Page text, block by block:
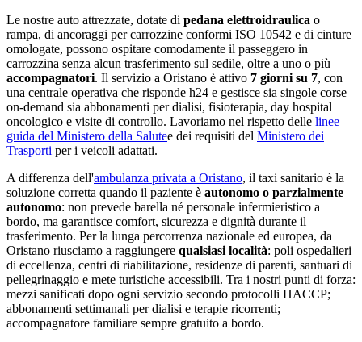
Le nostre auto attrezzate, dotate di pedana elettroidraulica o
rampa, di ancoraggi per carrozzine conformi ISO 10542 e di cinture
omologate, possono ospitare comodamente il passeggero in
carrozzina senza alcun trasferimento sul sedile, oltre a uno o più
accompagnatori. Il servizio a Oristano è attivo 7 giorni su 7, con
una centrale operativa che risponde h24 e gestisce sia singole corse
on-demand sia abbonamenti per dialisi, fisioterapia, day hospital
oncologico e visite di controllo. Lavoriamo nel rispetto delle linee
guida del Ministero della Salutee dei requisiti del Ministero dei
Trasporti per i veicoli adattati.
A differenza dell'ambulanza privata a Oristano, il taxi sanitario è la
soluzione corretta quando il paziente è autonomo o parzialmente
autonomo: non prevede barella né personale infermieristico a
bordo, ma garantisce comfort, sicurezza e dignità durante il
trasferimento. Per la lunga percorrenza nazionale ed europea, da
Oristano riusciamo a raggiungere qualsiasi località: poli ospedalieri
di eccellenza, centri di riabilitazione, residenze di parenti, santuari di
pellegrinaggio e mete turistiche accessibili. Tra i nostri punti di forza:
mezzi sanificati dopo ogni servizio secondo protocolli HACCP;
abbonamenti settimanali per dialisi e terapie ricorrenti;
accompagnatore familiare sempre gratuito a bordo.